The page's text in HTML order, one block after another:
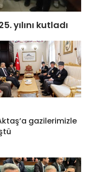
yılını kutladı
gazilerimizle